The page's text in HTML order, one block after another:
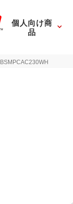
個人向け商
品
BSMPCAC230WH